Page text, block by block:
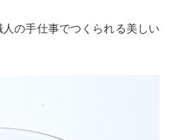
の手仕事でつくられる美しい